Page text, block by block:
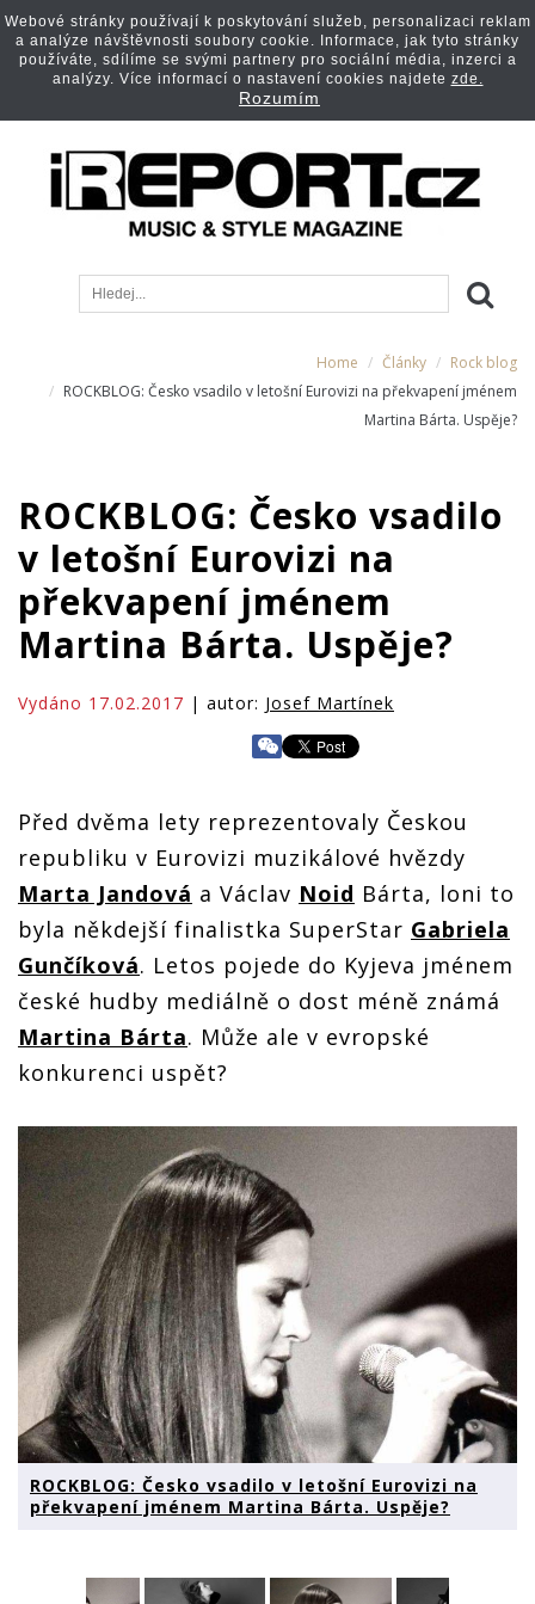
Home Články
Rock blog
ROCKBLOG: Česko vsadilo v letošní Eurovizi na překvapení jménem
Martina Bárta. Uspěje?
ROCKBLOG: Česko vsadilo
v letošní Eurovizi na
překvapení jménem
Martina Bárta. Uspěje?
Vydáno 17.02.2017 | autor: Josef Martínek
Před dvěma lety reprezentovaly Českou
republiku v Eurovizi muzikálové hvězdy
Marta Jandová a Václav Noid Bárta, loni to
byla někdejší finalistka SuperStar Gabriela
Gunčíková. Letos pojede do Kyjeva jménem
české hudby mediálně o dost méně známá
Martina Bárta. Může ale v evropské
konkurenci uspět?
ROCKBLOG: Česko vsadilo v letošní Eurovizi na
překvapení jménem Martina Bárta. Uspěje?
Webové stránky používají k poskytování služeb, personalizaci reklam
a analýze návštěvnosti soubory cookie. Informace, jak tyto stránky
používáte, sdílíme se svými partnery pro sociální média, inzerci a
analýzy. Více informací o nastavení cookies najdete zde.
Rozumím